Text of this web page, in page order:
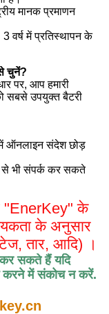
मानक प्रमाणन
3 वर्ष में प्रतिस्थापन के
चुनें?
पर, आप हमारी
सबसे उपयुक्त बैटरी
ऑनलाइन संदेश छोड़
से भी संपर्क कर सकते
"EnerKey" के
के अनुसार
तार, आदि) ।
कर सकते हैं यदि
करने में संकोच न करें.